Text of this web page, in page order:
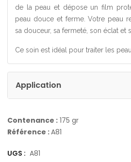
de la peau et dépose un film
peau douce et ferme. Votre peau
sa douceur, sa fermeté, son éclat et
Ce soin est idéal pour traiter les
Application
Contenance : 175 gr
Référence :A81
UGS : A81